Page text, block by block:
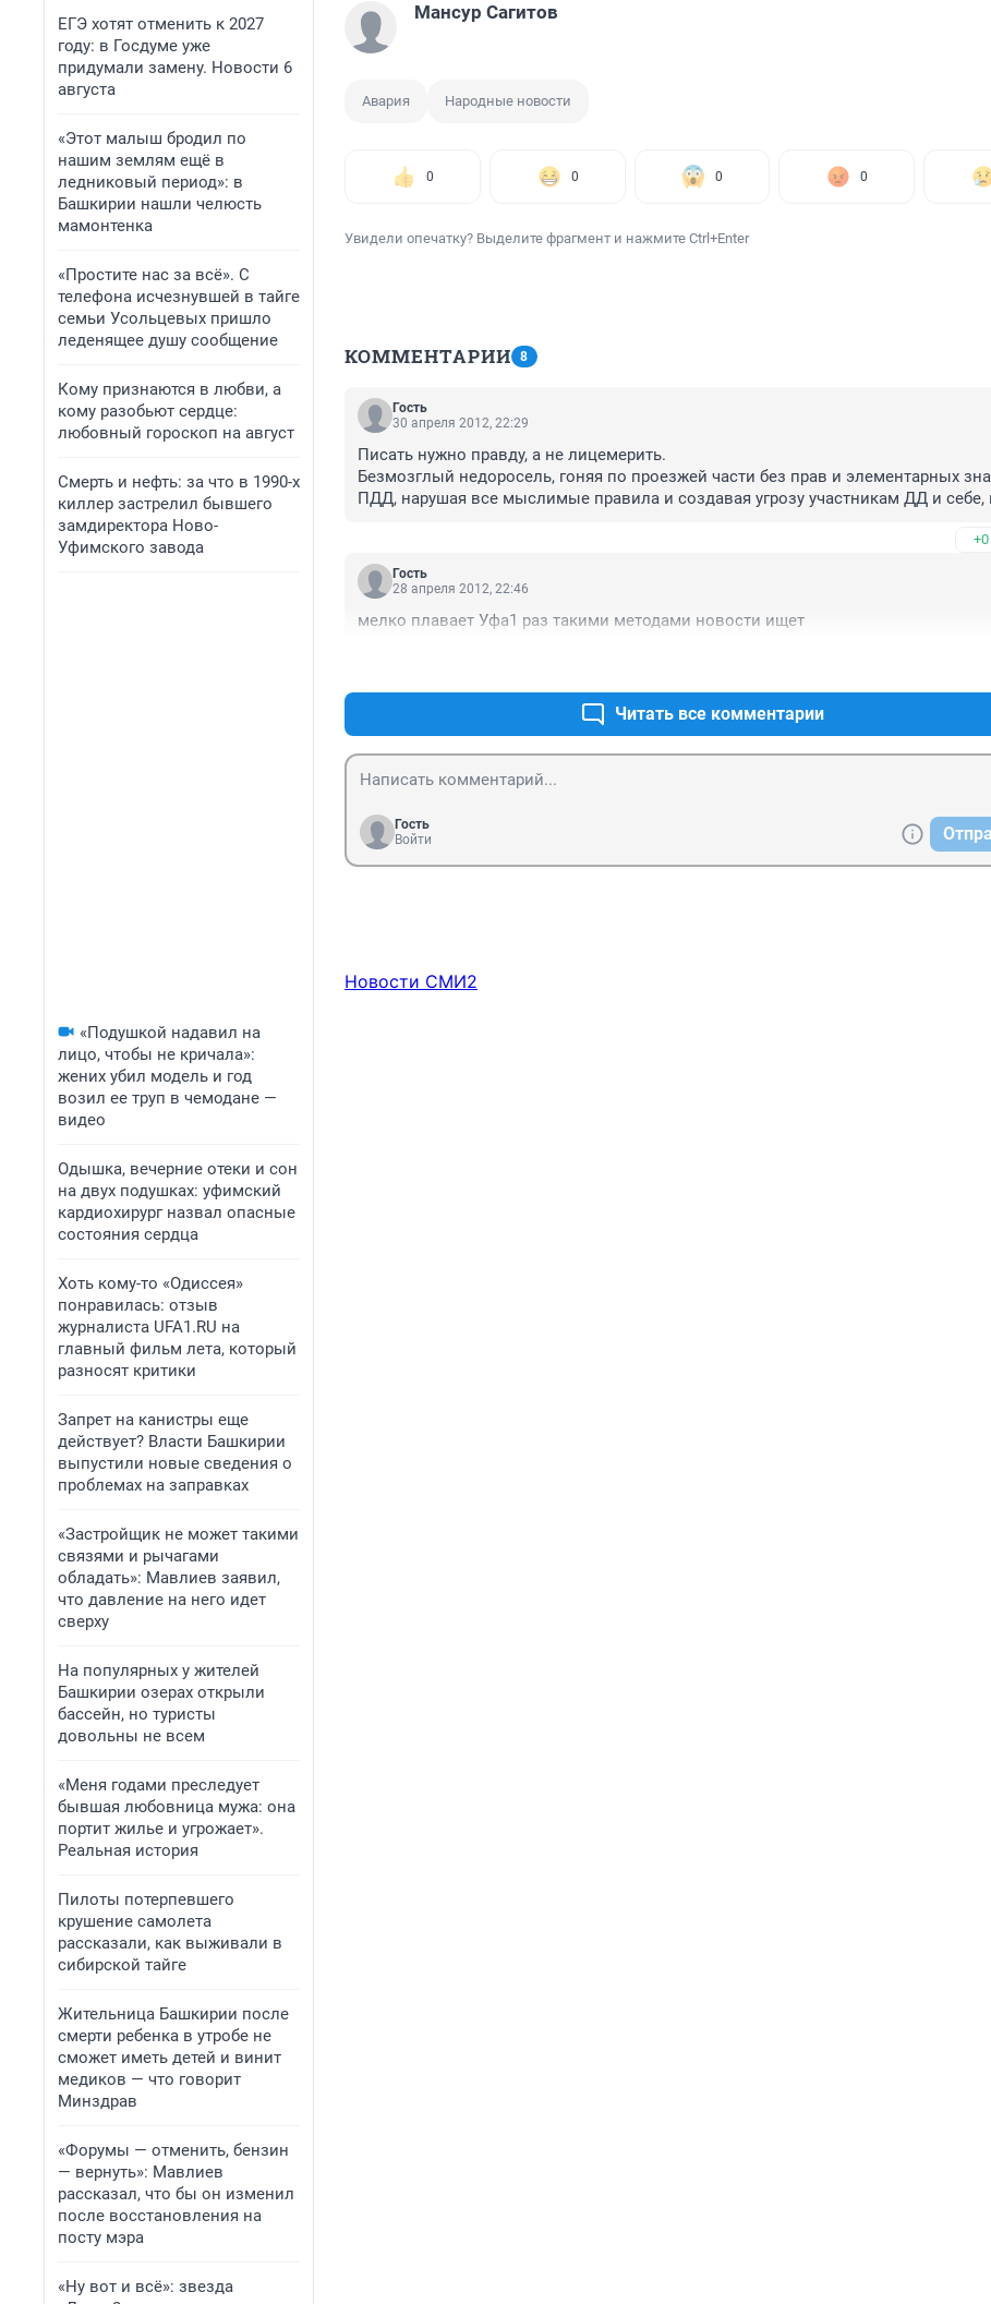
ЕГЭ хотят отменить к 2027
году: в Госдуме уже
придумали замену. Новости 6
августа
«Этот малыш бродил по
нашим землям ещё в
ледниковый период»: в
Башкирии нашли челюсть
мамонтенка
«Простите нас за всё». С
телефона исчезнувшей в тайге
семьи Усольцевых пришло
леденящее душу сообщение
Кому признаются в любви, а
кому разобьют сердце:
любовный гороскоп на август
Смерть и нефть: за что в 1990-х
киллер застрелил бывшего
замдиректора Ново-
Уфимского завода
«Подушкой надавил на
лицо, чтобы не кричала»:
жених убил модель и год
возил ее труп в чемодане —
видео
Одышка, вечерние отеки и сон
на двух подушках: уфимский
кардиохирург назвал опасные
состояния сердца
Хоть кому-то «Одиссея»
понравилась: отзыв
журналиста UFA1.RU на
главный фильм лета, который
разносят критики
Запрет на канистры еще
действует? Власти Башкирии
выпустили новые сведения о
проблемах на заправках
«Застройщик не может такими
связями и рычагами
обладать»: Мавлиев заявил,
что давление на него идет
сверху
На популярных у жителей
Башкирии озерах открыли
бассейн, но туристы
довольны не всем
«Меня годами преследует
бывшая любовница мужа: она
портит жилье и угрожает».
Реальная история
Пилоты потерпевшего
крушение самолета
рассказали, как выживали в
сибирской тайге
Жительница Башкирии после
смерти ребенка в утробе не
сможет иметь детей и винит
медиков — что говорит
Минздрав
«Форумы — отменить, бензин
— вернуть»: Мавлиев
рассказал, что бы он изменил
после восстановления на
посту мэра
«Ну вот и всё»: звезда
Мансур Сагитов
Авария Народные новости
0 0 0 0
Увидели опечатку? Выделите фрагмент и нажмите Ctrl+Enter
КОММЕНТАРИИ 8
Гость
30 апреля 2012, 22:29
Писать нужно правду, а не лицемерить.
Безмозглый недоросель, гоняя по проезжей части без прав и элементарных
ПДД, нарушая все мыслимые правила и создавая угрозу участникам ДД и себе,
И будет порядок.
+0
Гость
28 апреля 2012, 22:46
мелко плавает Уфа1 раз такими методами новости ищет
Читать все комментарии
Гость
Войти
Новости СМИ2